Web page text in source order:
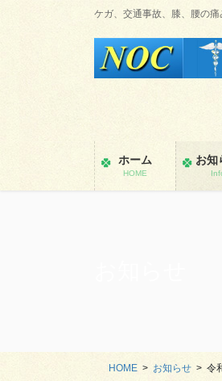
ケガ、交通事故、膝、腰の痛
ホーム
HOME
お知
HOME お知らせ 令